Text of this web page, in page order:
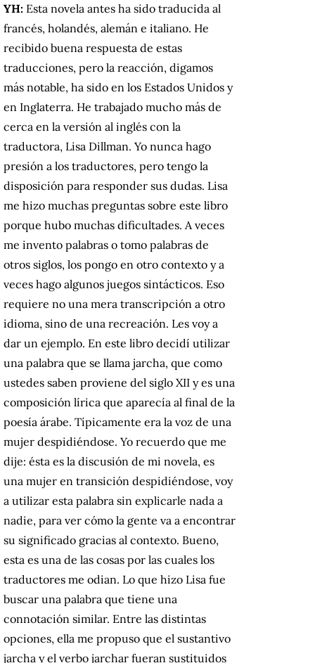
YH: Esta novela antes ha sido traducida al
francés, holandés, alemán e italiano. He
recibido buena respuesta de estas
traducciones, pero la reacción, digamos
más notable, ha sido en los Estados Unidos y
en Inglaterra. He trabajado mucho más de
cerca en la versión al inglés con la
traductora, Lisa Dillman. Yo nunca hago
presión a los traductores, pero tengo la
disposición para responder sus dudas. Lisa
me hizo muchas preguntas sobre este libro
porque hubo muchas dificultades. A veces
me invento palabras o tomo palabras de
otros siglos, los pongo en otro contexto y a
veces hago algunos juegos sintácticos. Eso
requiere no una mera transcripción a otro
idioma, sino de una recreación. Les voy a
dar un ejemplo. En este libro decidí utilizar
una palabra que se llama jarcha, que como
ustedes saben proviene del siglo XII y es una
composición lírica que aparecía al final de la
poesía árabe. Típicamente era la voz de una
mujer despidiéndose. Yo recuerdo que me
dije: ésta es la discusión de mi novela, es
una mujer en transición despidiéndose, voy
a utilizar esta palabra sin explicarle nada a
nadie, para ver cómo la gente va a encontrar
su significado gracias al contexto. Bueno,
esta es una de las cosas por las cuales los
traductores me odian. Lo que hizo Lisa fue
buscar una palabra que tiene una
connotación similar. Entre las distintas
opciones, ella me propuso que el sustantivo
jarcha y el verbo jarchar fueran sustituidos